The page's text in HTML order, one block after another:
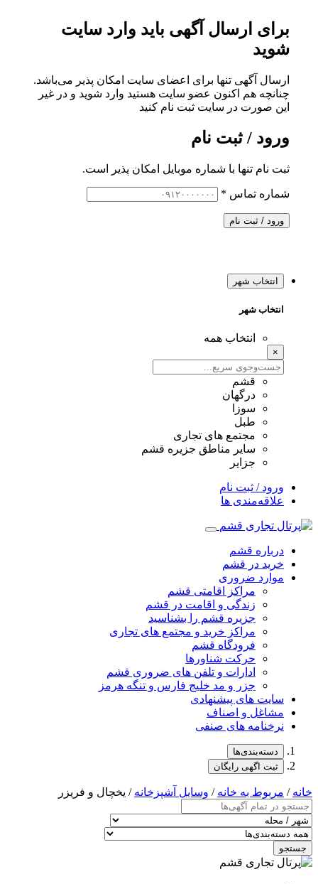
برای ارسال آگهی باید وارد سایت
شوید
ارسال آگهی تنها برای اعضای سایت امکان پذیر می‌باشد.
چنانچه هم‌ اکنون عضو سایت هستید وارد شوید و در غیر
این صورت در سایت ثبت نام کنید
ورود / ثبت نام
ثبت نام تنها با شماره موبایل امکان پذیر است.
شماره تماس *
ورود / ثبت نام
انتخاب شهر
انتخاب شهر
انتخاب همه
×
قشم
درگهان
سوزا
طبل
مجتمع های تجاری
سایر مناطق جزیره قشم
جزایر
ورود / ثبت نام
علاقه‌مندی ها
درباره قشم
خرید در قشم
موارد ضروری
مراکز اقامتی قشم
زندگی و اقامت در قشم
جزیره قشم را بشناسید
مراکز خرید و مجتمع های تجاری
فرودگاه قشم
حرکت شناورها
ادارات و تلفن های ضروری قشم
جزر و مد خلیج فارس و تنگه هرمز
سایت های پیشنهادی
مشاغل و اصناف
نرخنامه های صنفی
دسته‌بندی‌ها
ثبت اگهی رایگان
خانه / مربوط به خانه / وسایل آشپزخانه / یخچال و فریزر
جستجو